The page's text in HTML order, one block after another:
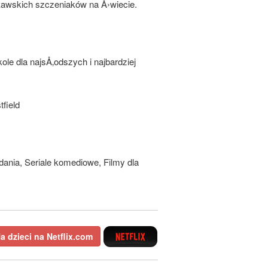
szczeniaków na Å›wiecie.
dla najsÅ‚odszych i najbardziej
Seriale komediowe, Filmy dla
dzieci na Netflix.com